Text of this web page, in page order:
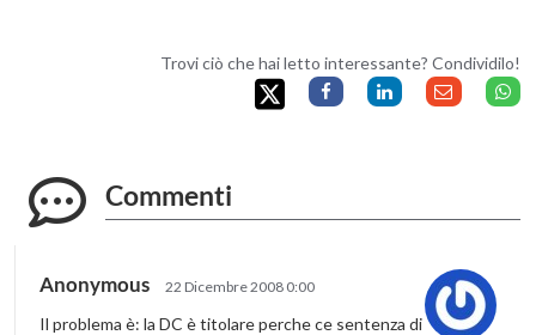
Trovi ciò che hai letto interessante? Condividilo!
Commenti
Anonymous 22 Dicembre 2008 0:00
Il problema è: la DC è titolare perche ce sentenza di